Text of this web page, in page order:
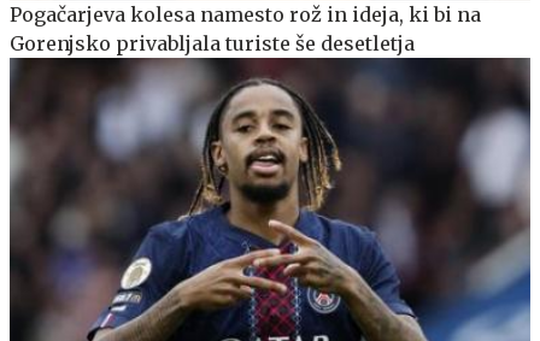
Pogačarjeva kolesa namesto rož in ideja, ki bi na
Gorenjsko privabljala turiste še desetletja